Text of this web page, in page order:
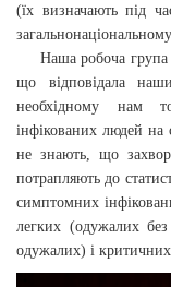
(їх визначають під
Наша робоча група
що відповідала
необхідному нам
інфікованих людей
не знають, що
потрапляють до
симптомних
легких (одужалих без
одужалих) і критичних